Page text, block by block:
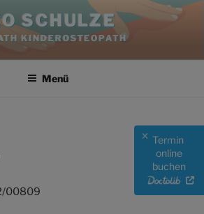
Termin
online
buchen
SCHULZE
KINDEROSTEOPATH
Menü
00809